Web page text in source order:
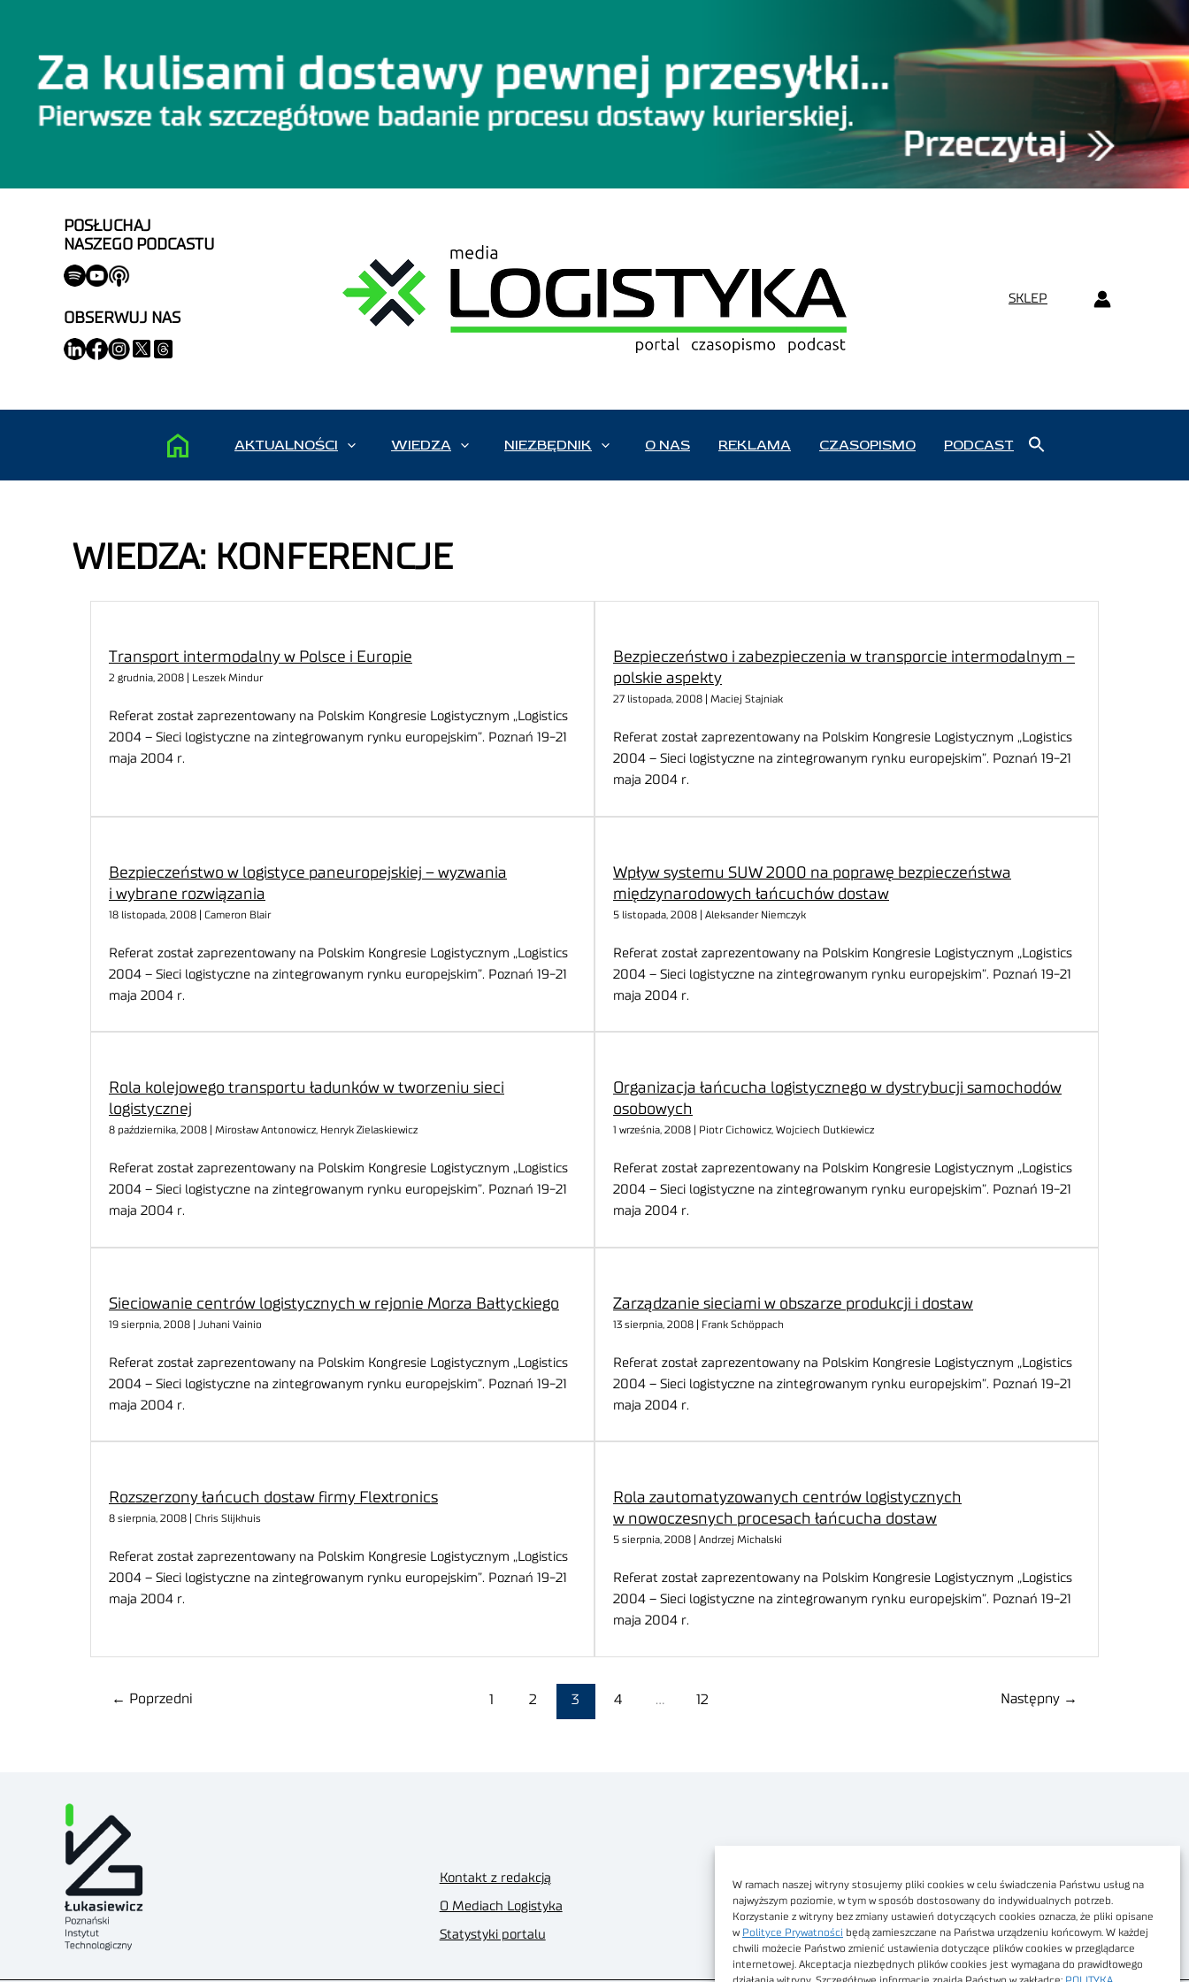
W ramach naszej witryny stosujemy pliki cookies w celu świadczenia Państwu usług na
najwyższym poziomie, w tym w sposób dostosowany do indywidualnych potrzeb.
Korzystanie z witryny bez zmiany ustawień dotyczących cookies oznacza, że pliki opisane
w Polityce Prywatności będą zamieszczane na Państwa urządzeniu końcowym. W każdej
chwili możecie Państwo zmienić ustawienia dotyczące plików cookies w przeglądarce
internetowej. Akceptacja niezbędnych plików cookies jest wymagana do prawidłowego
POSŁUCHAJ
NASZEGO PODCASTU
OBSERWUJ NAS
SKLEP
AKTUALNOŚCI WIEDZA NIEZBĘDNIK O NAS REKLAMA CZASOPISMO PODCAST
WIEDZA: KONFERENCJE
Transport intermodalny w Polsce i Europie
2 grudnia, 2008 | Leszek Mindur
Referat został zaprezentowany na Polskim Kongresie Logistycznym „Logistics
2004 – Sieci logistyczne na zintegrowanym rynku europejskim”. Poznań 19-21
maja 2004 r.
Bezpieczeństwo i zabezpieczenia w transporcie intermodalnym –
polskie aspekty
27 listopada, 2008 | Maciej Stajniak
Referat został zaprezentowany na Polskim Kongresie Logistycznym „Logistics
2004 – Sieci logistyczne na zintegrowanym rynku europejskim”. Poznań 19-21
maja 2004 r.
Bezpieczeństwo w logistyce paneuropejskiej – wyzwania
i wybrane rozwiązania
18 listopada, 2008 | Cameron Blair
Referat został zaprezentowany na Polskim Kongresie Logistycznym „Logistics
2004 – Sieci logistyczne na zintegrowanym rynku europejskim”. Poznań 19-21
maja 2004 r.
Wpływ systemu SUW 2000 na poprawę bezpieczeństwa
międzynarodowych łańcuchów dostaw
5 listopada, 2008 | Aleksander Niemczyk
Referat został zaprezentowany na Polskim Kongresie Logistycznym „Logistics
2004 – Sieci logistyczne na zintegrowanym rynku europejskim”. Poznań 19-21
maja 2004 r.
Rola kolejowego transportu ładunków w tworzeniu sieci
logistycznej
8 października, 2008 | Mirosław Antonowicz, Henryk Zielaskiewicz
Referat został zaprezentowany na Polskim Kongresie Logistycznym „Logistics
2004 – Sieci logistyczne na zintegrowanym rynku europejskim”. Poznań 19-21
maja 2004 r.
Organizacja łańcucha logistycznego w dystrybucji samochodów
osobowych
1 września, 2008 | Piotr Cichowicz, Wojciech Dutkiewicz
Referat został zaprezentowany na Polskim Kongresie Logistycznym „Logistics
2004 – Sieci logistyczne na zintegrowanym rynku europejskim”. Poznań 19-21
maja 2004 r.
Sieciowanie centrów logistycznych w rejonie Morza Bałtyckiego
19 sierpnia, 2008 | Juhani Vainio
Referat został zaprezentowany na Polskim Kongresie Logistycznym „Logistics
2004 – Sieci logistyczne na zintegrowanym rynku europejskim”. Poznań 19-21
maja 2004 r.
Zarządzanie sieciami w obszarze produkcji i dostaw
13 sierpnia, 2008 | Frank Schöppach
Referat został zaprezentowany na Polskim Kongresie Logistycznym „Logistics
2004 – Sieci logistyczne na zintegrowanym rynku europejskim”. Poznań 19-21
maja 2004 r.
Rozszerzony łańcuch dostaw firmy Flextronics
8 sierpnia, 2008 | Chris Slijkhuis
Referat został zaprezentowany na Polskim Kongresie Logistycznym „Logistics
2004 – Sieci logistyczne na zintegrowanym rynku europejskim”. Poznań 19-21
maja 2004 r.
Rola zautomatyzowanych centrów logistycznych
w nowoczesnych procesach łańcucha dostaw
5 sierpnia, 2008 | Andrzej Michalski
Referat został zaprezentowany na Polskim Kongresie Logistycznym „Logistics
2004 – Sieci logistyczne na zintegrowanym rynku europejskim”. Poznań 19-21
maja 2004 r.
← Poprzedni 1 2 3 4 … 12 Następny →
Kontakt z redakcją
O Mediach Logistyka
Statystyki portalu
Dostępność cyfrowa
Regulamin Portalu
Regulamin sklepu